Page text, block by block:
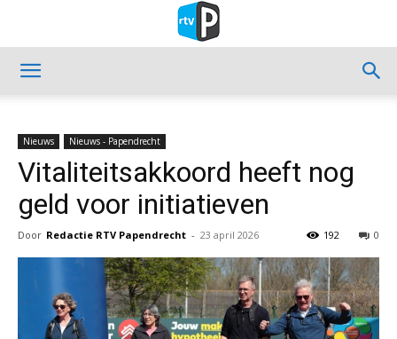
Nieuws Nieuws - Papendrecht
Vitaliteitsakkoord heeft nog
geld voor initiatieven
Door Redactie RTV Papendrecht - 23 april 2026 0
192